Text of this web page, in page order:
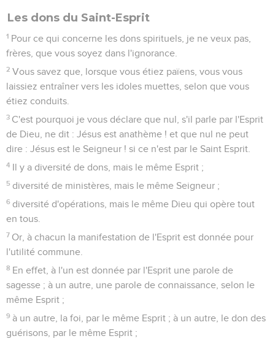
Les dons du Saint-Esprit
1 Pour ce qui concerne les dons spirituels, je ne veux pas,
frères, que vous soyez dans l'ignorance.
2 Vous savez que, lorsque vous étiez païens, vous vous
laissiez entraîner vers les idoles muettes, selon que vous
étiez conduits.
3 C'est pourquoi je vous déclare que nul, s'il parle par l'Esprit
de Dieu, ne dit : Jésus est anathème ! et que nul ne peut
dire : Jésus est le Seigneur ! si ce n'est par le Saint Esprit.
4 Il y a diversité de dons, mais le même Esprit ;
5 diversité de ministères, mais le même Seigneur ;
6 diversité d'opérations, mais le même Dieu qui opère tout
en tous.
7 Or, à chacun la manifestation de l'Esprit est donnée pour
l'utilité commune.
8 En effet, à l'un est donnée par l'Esprit une parole de
sagesse ; à un autre, une parole de connaissance, selon le
même Esprit ;
9 à un autre, la foi, par le même Esprit ; à un autre, le don des
guérisons, par le même Esprit ;